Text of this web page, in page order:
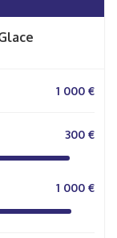
1 000 €
300 €
1 000 €